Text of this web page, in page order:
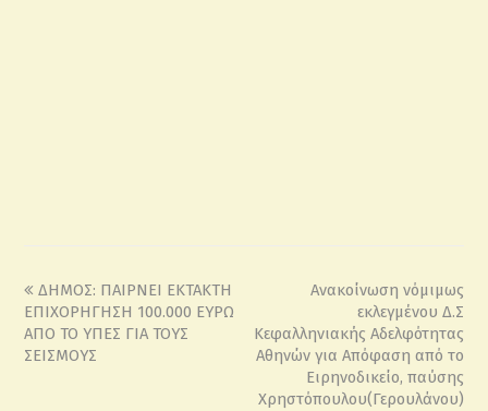
ΔΗΜΟΣ: ΠΑΙΡΝΕΙ ΕΚΤΑΚΤΗ
ΕΠΙΧΟΡΗΓΗΣΗ 100.000 ΕΥΡΩ
ΑΠΟ ΤΟ ΥΠΕΣ ΓΙΑ ΤΟΥΣ
ΣΕΙΣΜΟΥΣ
Ανακοίνωση νόμιμως
εκλεγμένου Δ.Σ
Κεφαλληνιακής Αδελφότητας
Αθηνών για Απόφαση από το
Ειρηνοδικείο, παύσης
Χρηστόπουλου(Γερουλάνου)